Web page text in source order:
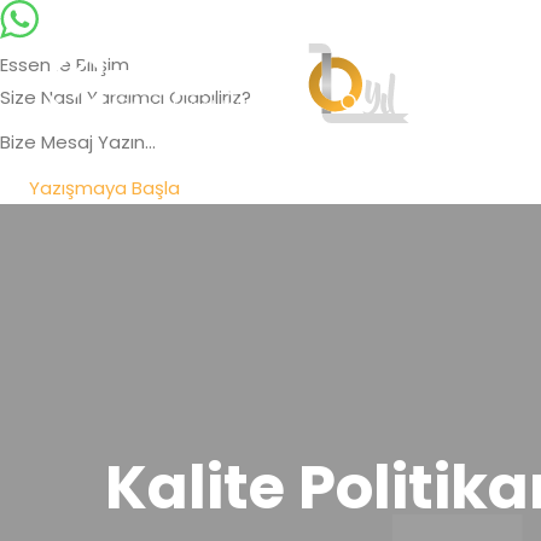
Essente Bilişim
Size Nasıl Yardımcı Olabiliriz?
Bize Mesaj Yazın...
Yazışmaya Başla
Kalite